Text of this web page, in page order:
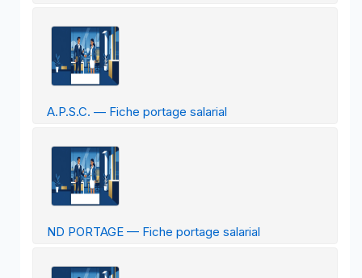
A.P.S.C. — Fiche portage salarial
ND PORTAGE — Fiche portage salarial